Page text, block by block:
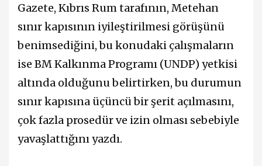
Gazete, Kıbrıs Rum tarafının, Metehan
sınır kapısının iyileştirilmesi görüşünü
benimsediğini, bu konudaki çalışmaların
ise BM Kalkınma Programı (UNDP) yetkisi
altında olduğunu belirtirken, bu durumun
sınır kapısına üçüncü bir şerit açılmasını,
çok fazla prosedür ve izin olması sebebiyle
yavaşlattığını yazdı.